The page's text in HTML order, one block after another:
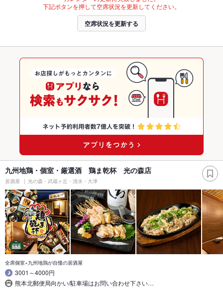
下記ボタンを押して空席状況を更新してください。
空席状況を更新する
九州地鶏・個室・厳選酒 鶏ま乾杯 光の森店
居酒屋 光の森・武蔵ヶ丘・清水・大津
全席個室×九州地鶏が自慢の居酒屋
3001～4000円
熊本北郵便局向かい/駐車場はお問い合わせ下さい…